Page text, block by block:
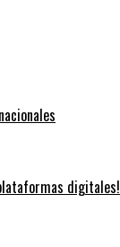
digitales!